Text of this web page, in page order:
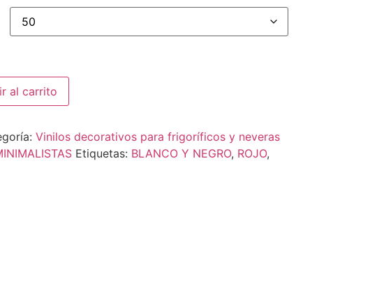
al carrito
Vinilos decorativos para frigoríficos y neveras
Etiquetas: BLANCO Y NEGRO, ROJO,